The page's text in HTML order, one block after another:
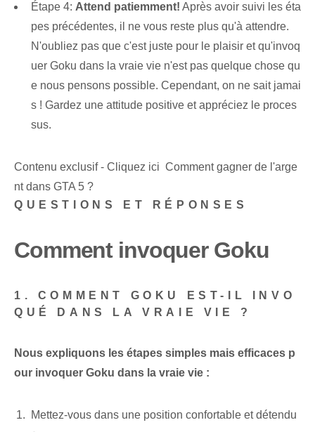
Étape 4: Attend patiemment! Après avoir suivi les éta
pes précédentes, il ne vous reste plus qu'à attendre.
N'oubliez pas que c'est juste pour le plaisir et qu'invoq
uer Goku dans la vraie vie n'est pas quelque chose qu
e nous pensons possible. Cependant, on ne sait jamai
s ! Gardez une attitude positive et appréciez le proces
sus.
Contenu exclusif - Cliquez ici Comment gagner de l'arge
nt dans GTA 5 ?
QUESTIONS ET RÉPONSES
Comment invoquer Goku
1. COMMENT GOKU EST-IL INVO
QUÉ DANS LA VRAIE VIE ?
Nous expliquons les étapes simples mais efficaces p
our invoquer Goku dans la vraie vie :
Mettez-vous dans une position confortable et détendu